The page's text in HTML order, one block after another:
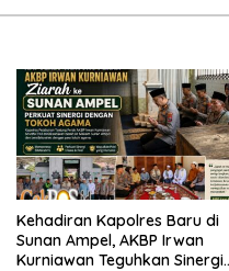
Kehadiran Kapolres Baru di
Sunan Ampel, AKBP Irwan
Kurniawan Teguhkan Sinergi